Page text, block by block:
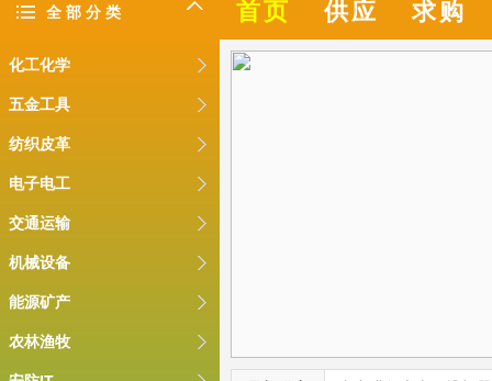
全 部 分 类
化工化学
五金工具
纺织皮革
电子电工
交通运输
机械设备
能源矿产
农林渔牧
首页 供应 求购